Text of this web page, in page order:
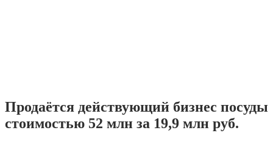
Продаётся действующий бизнес посуды
стоимостью 52 млн за 19,9 млн руб.